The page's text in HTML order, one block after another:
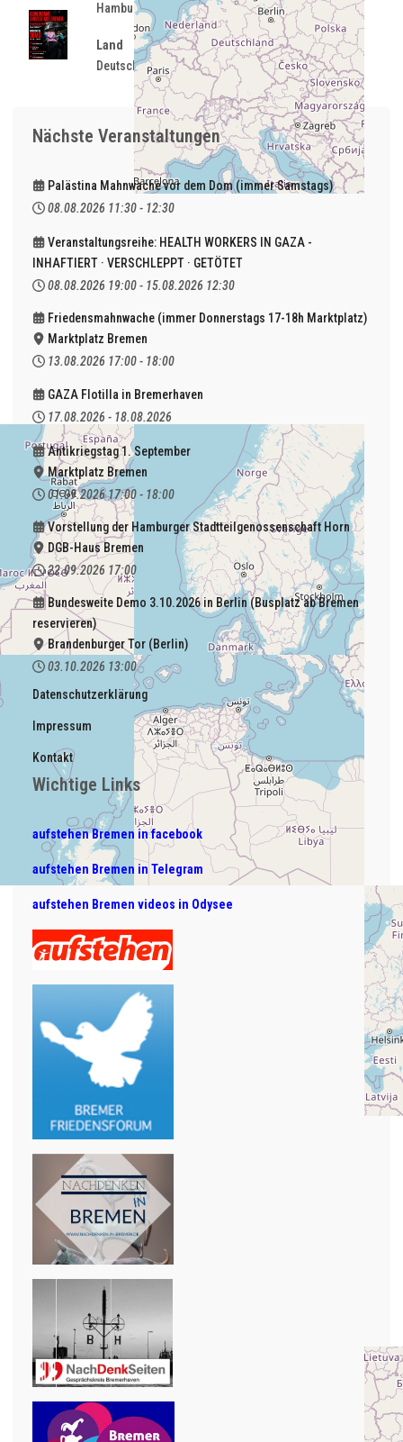
Hamburg
Land
Deutschland
Nächste Veranstaltungen
Palästina Mahnwache vor dem Dom (immer Samstags)
08.08.2026 11:30 - 12:30
Veranstaltungsreihe: HEALTH WORKERS IN GAZA -
INHAFTIERT · VERSCHLEPPT · GETÖTET
08.08.2026 19:00 - 15.08.2026 12:30
Friedensmahnwache (immer Donnerstags 17-18h Marktplatz)
Marktplatz Bremen
13.08.2026 17:00 - 18:00
GAZA Flotilla in Bremerhaven
17.08.2026 - 18.08.2026
Antikriegstag 1. September
Marktplatz Bremen
01.09.202617:00 - 18:00
Vorstellung der Hamburger Stadtteilgenossenschaft Horn
DGB-Haus Bremen
22.09.2026 17:00
Bundesweite Demo 3.10.2026 in Berlin (Busplatz ab Bremen
reservieren)
Brandenburger Tor (Berlin)
03.10.2026 13:00
Datenschutzerklärung
Impressum
Kontakt
Wichtige Links
aufstehen Bremen in facebook
aufstehen Bremen in Telegram
aufstehen Bremen videos in Odysee